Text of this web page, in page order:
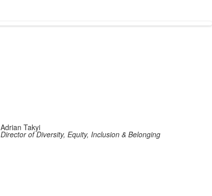
Adrian Takyi
Director of Diversity, Equity, Inclusion & Belonging